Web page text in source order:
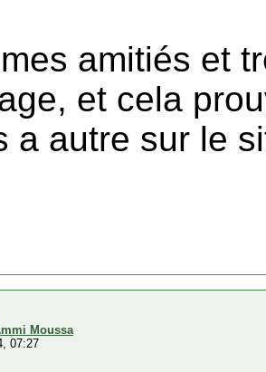
amitiés et
et cela
a autre sur le
Moussa
07:27